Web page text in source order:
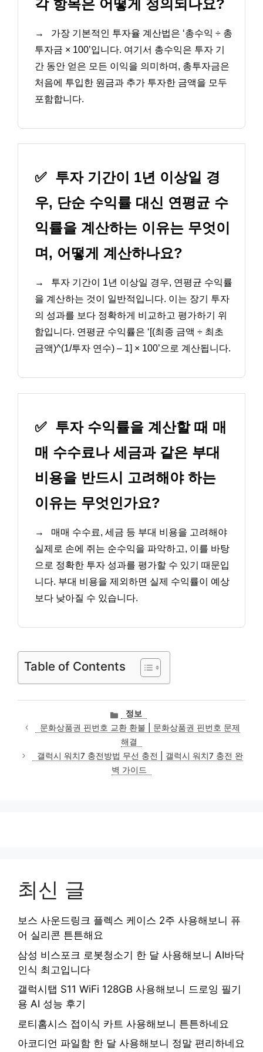
각 항목은 어떻게 정의되나요?
→
가장 기본적인 투자율 계산법은 ‘총수익 ÷ 총
투자금 × 100’입니다. 여기서 총수익은 투자 기
간 동안 얻은 모든 이익을 의미하며, 총투자금은
처음에 투입한 원금과 추가 투자한 금액을 모두
포함합니다.
✅ 투자 기간이 1년 이상일 경
우, 단순 수익률 대신 연평균 수
익률을 계산하는 이유는 무엇이
며, 어떻게 계산하나요?
→
투자 기간이 1년 이상일 경우, 연평균 수익률
을 계산하는 것이 일반적입니다. 이는 장기 투자
의 성과를 보다 정확하게 비교하고 평가하기 위
함입니다. 연평균 수익률은 ‘[(최종 금액 ÷ 최초
금액)^(1/투자 연수) – 1] × 100’으로 계산됩니다.
✅ 투자 수익률을 계산할 때 매
매 수수료나 세금과 같은 부대
비용을 반드시 고려해야 하는
이유는 무엇인가요?
→
매매 수수료, 세금 등 부대 비용을 고려해야
실제로 손에 쥐는 순수익을 파악하고, 이를 바탕
으로 정확한 투자 성과를 평가할 수 있기 때문입
니다. 부대 비용을 제외하면 실제 수익률이 예상
보다 낮아질 수 있습니다.
Table of Contents
카
테
고
리
정보
문화상품권 핀번호 교환 환불 | 문화상품권 핀번호 문제
해결
갤럭시 워치7 충전방법 무선 충전 | 갤럭시 워치7 충전 완
벽 가이드
최신 글
보스 사운드링크 플렉스 케이스 2주 사용해보니 퓨
어 실리콘 튼튼해요
삼성 비스포크 로봇청소기 한 달 사용해보니 AI바닥
인식 최고입니다
갤럭시탭 S11 WiFi 128GB 사용해보니 드로잉 필기
용 AI 성능 후기
로티홈시스 접이식 카트 사용해보니 튼튼하네요
아코디언 파일함 한 달 사용해보니 정말 편리하네요